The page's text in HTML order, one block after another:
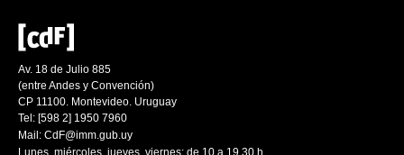
Av. 18 de Julio 885
(entre Andes y Convención)
CP 11100. Montevideo. Uruguay
Tel: [598 2] 1950 7960
Mail: CdF@imm.gub.uy
Lunes, miércoles, jueves, viernes: de 10 a 19.30 h.